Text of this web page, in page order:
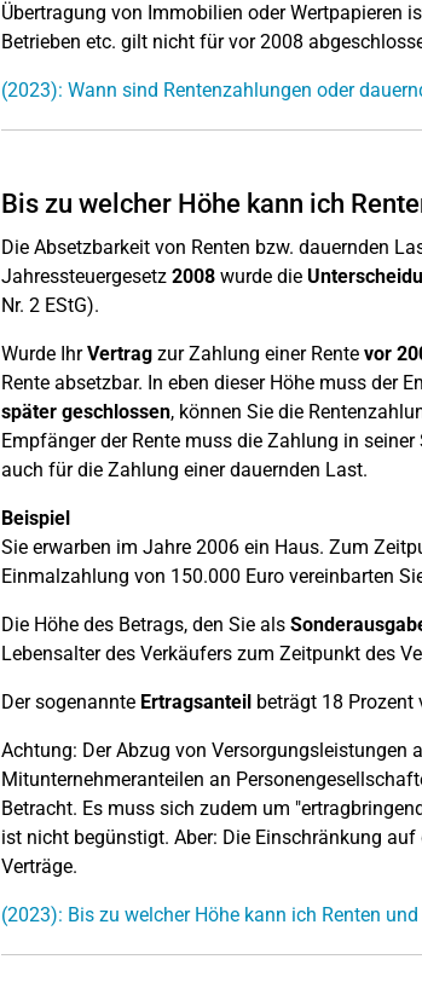
Übertragung von Immobilien oder Wertpapieren
Betrieben etc. gilt nicht für vor 2008
(2023): Wann sind Rentenzahlungen oder
Bis zu welcher Höhe kann ich
Die Absetzbarkeit von Renten bzw. dauernden
Jahressteuergesetz 2008wurde die
Nr. 2 EStG).
Wurde IhrVertragzur Zahlung einer Rente vor
Rente absetzbar. In eben dieser Höhe muss der
später geschlossen, können Sie die
Empfänger der Rente muss die Zahlung in
auch für die Zahlung einer dauernden Last.
Beispiel
Sie erwarben im Jahre 2006 ein Haus. Zum
Einmalzahlung von 150.000 Euro vereinbarten
Die Höhe des Betrags, den Sie als
Lebensalter des Verkäufers zum Zeitpunkt des
Der sogenannte Ertragsanteilbeträgt 18 Prozent
Achtung: Der Abzug von Versorgungsleistungen
Mitunternehmeranteilen an
Betracht. Es muss sich zudem um
ist nicht begünstigt. Aber: Die Einschränkung
Verträge.
(2023): Bis zu welcher Höhe kann ich Renten